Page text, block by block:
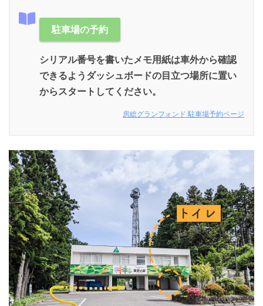
駐車場の予約
シリアル番号を書いたメモ用紙は車外から確認
できるようダッシュボードの目立つ場所に置い
からスタートしてください。
房総グランフォンド 駐車場予約ページ